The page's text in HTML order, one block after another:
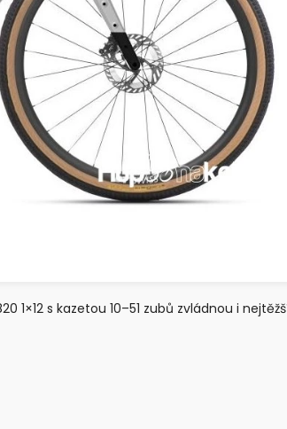
1×12 s kazetou 10–51 zubů zvládnou i